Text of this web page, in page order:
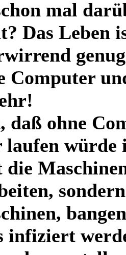
mal
Das Leben
Computer
daß ohne
laufen würde
infiziert